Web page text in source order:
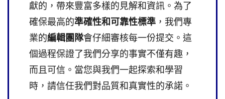
獻的，帶來豐富多樣的見解和資訊。為了
確保最高的準確性和可靠性標準 ，我們專
業的編輯團隊會仔細審核每一份提交。這
個過程保證了我們分享的事實不僅有趣，
而且可信。當您與我們一起探索和學習
時，請信任我們對品質和真實性的承諾。